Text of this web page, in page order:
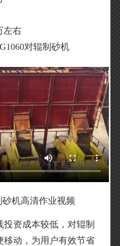
左右
对辊制砂机
机高清作业视频
投资成本较低，对辊制
移动，为用户有效节省